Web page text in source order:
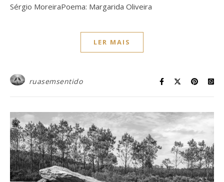
Sérgio MoreiraPoema: Margarida Oliveira
LER MAIS
ruasemsentido